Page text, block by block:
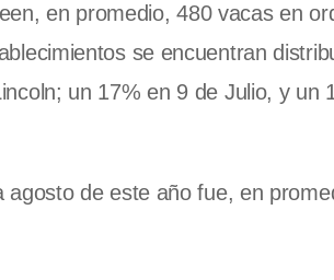
en promedio, 480 vacas en
se encuentran
un 17% en 9 de Julio, y un
agosto de este año fue, en